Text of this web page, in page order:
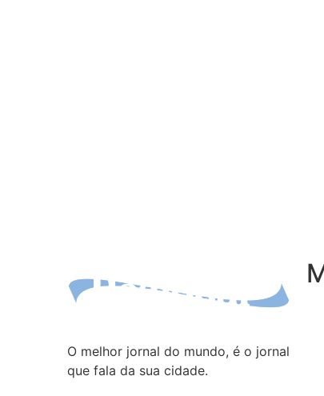
O melhor jornal do mundo, é o jornal
que fala da sua cidade.